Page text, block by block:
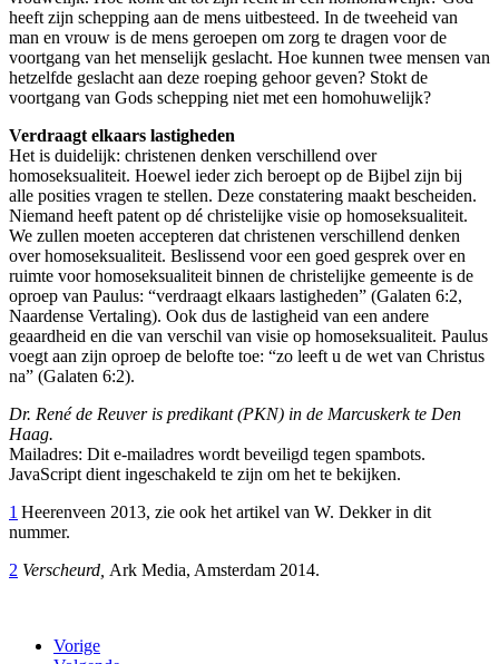
heeft zijn schepping aan de mens uitbesteed. In de tweeheid van
man en vrouw is de mens geroepen om zorg te dragen voor de
voortgang van het menselijk geslacht. Hoe kunnen twee mensen van
hetzelfde geslacht aan deze roeping gehoor geven? Stokt de
voortgang van Gods schepping niet met een homohuwelijk?
Verdraagt elkaars lastigheden
Het is duidelijk: christenen denken verschillend over
homoseksualiteit. Hoewel ieder zich beroept op de Bijbel zijn bij
alle posities vragen te stellen. Deze constatering maakt bescheiden.
Niemand heeft patent op dé christelijke visie op homoseksualiteit.
We zullen moeten accepteren dat christenen verschillend denken
over homoseksualiteit. Beslissend voor een goed gesprek over en
ruimte voor homoseksualiteit binnen de christelijke gemeente is de
oproep van Paulus: “verdraagt elkaars lastigheden” (Galaten 6:2,
Naardense Vertaling). Ook dus de lastigheid van een andere
geaardheid en die van verschil van visie op homoseksualiteit. Paulus
voegt aan zijn oproep de belofte toe: “zo leeft u de wet van Christus
na” (Galaten 6:2).
Dr. René de Reuver is predikant (PKN) in de Marcuskerk te Den
Haag.
Mailadres: Dit e-mailadres wordt beveiligd tegen spambots.
JavaScript dient ingeschakeld te zijn om het te bekijken.
1 Heerenveen 2013, zie ook het artikel van W. Dekker in dit
nummer.
2 Verscheurd, Ark Media, Amsterdam 2014.
Vorige